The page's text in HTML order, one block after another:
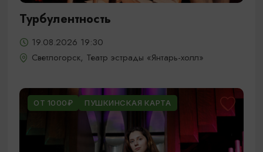
Турбулентность
19.08.2026 19:30
Светлогорск, Театр эстрады «Янтарь-холл»
ОТ 1000₽ ПУШКИНСКАЯ КАРТА